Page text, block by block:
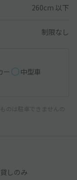
260cm 以下
制限なし
ー
中型車
のは駐車できませんの
しのみ